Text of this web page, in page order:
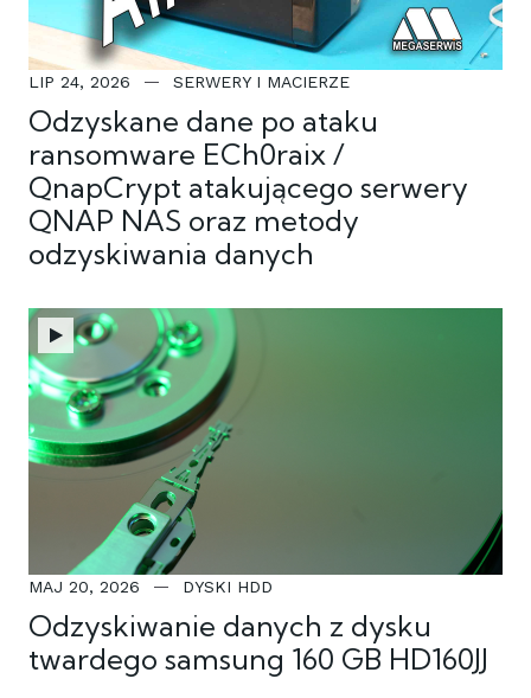
LIP 24, 2026 SERWERY I MACIERZE
Odzyskane dane po ataku
ransomware ECh0raix /
QnapCrypt atakującego serwery
QNAP NAS oraz metody
odzyskiwania danych
MAJ 20, 2026 DYSKI HDD
Odzyskiwanie danych z dysku
twardego samsung 160 GB HD160JJ